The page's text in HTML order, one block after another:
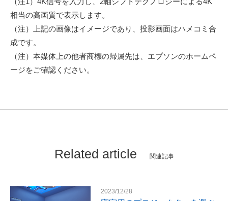
相当の高画質で表示します。
（注）上記の画像はイメージであり、投影画面はハメコミ合
成です。
（注）本媒体上の他者商標の帰属先は、エプソンのホームペ
ージをご確認ください。
Related article 関連記事
2023/12/28